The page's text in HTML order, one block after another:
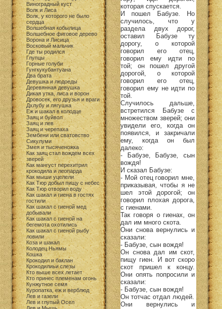
Виноградный куст
Волк и Лиса
Волк, у которого не было
сердца
Волшебная кобылица
Волшебное фиговое дерево
Ворона и Лисица
Восковый мальчик
Где ты родился
Глупцы
Горные голуби
Гунгкукубантуана
Два брата
Девушка и людоеды
Деревянная девушка
Дикая утка, лиса и ворон
Дровосек, его друзья и враги
Дхлубу и лягушка
Еж и шакал в колодце
Заяц и буйвол
Заяц и лев
Заяц и черепаха
Зембени или сватовство
Сикулуми
Змея и тысяченожка
Как заяц стал вождем всех
зверей
Как мангуст перехитрил
крокодила и леопарда
Как мыши уцелели
Как Тюр добыл пищу с небес
Как Тюр отворил воду
Как шакал и гиена в гостях
гостили
Как шакал с гиеной мед
добывали
Как шакал с гиеной на
бегемота охотились
Как шакал с гиеной рыбу
ловили
Коза и шакал
Колодец Ньямы
Кошка
Крокодил и баклан
Крокодилиьи слезы
Кто выше всех летает
Кто принес племенам огонь
Кунжутное семя
Куропатка, еж и верблюд
Лев и газели
Лев и глупый Осел
которая спускается.
И пошел Бабузе. Но
случилось, что у
раздела двух дорог,
оставил Бабузе ту
дорогу, о которой
говорил его отец,
говорил ему идти по
той; он пошел другой
дорогой, о которой
говорил его отец,
говорил ему не идти по
той.
Случилось дальше,
встретился Бабузе с
множеством зверей; они
увидели его, когда он
появился, и закричали
ему, когда он был
далеко:
- Бабузе, Бабузе, сын
вождя!
И сказал Бабузе:
- Мой отец говорил мне,
приказывая, чтобы я не
шел этой дорогой; он
говорил плохая дорога,
с гиенами.
Так говоря о гиенах, он
дал им много скота.
Они снова вернулись и
сказали:
- Бабузе, сын вождя!
Он снова дал им скот,
пищу гиен. И вот скоро
скот пришел к концу.
Они опять попросили и
сказали:
- Бабузе, сын вождя!
Он тотчас отдал людей.
Они вернулись и